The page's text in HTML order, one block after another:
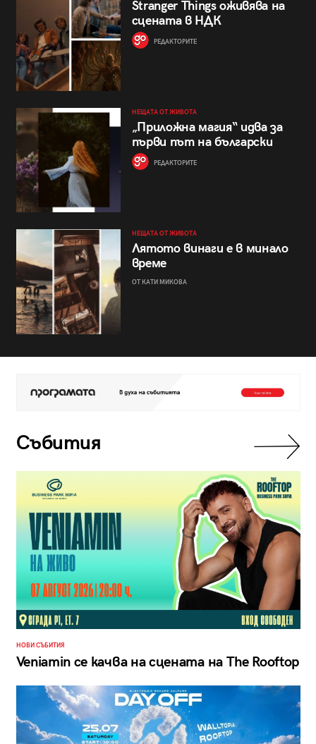
Stranger Things оживява на
сцената в НДК
РЕДАКТОРИТЕ
НЕЩАТА ОТ ЖИВОТА
„Приложна магия“ идва за
първи път на български
РЕДАКТОРИТЕ
НЕЩАТА ОТ ЖИВОТА
Лятото винаги е в минало
време
ОТ КАТИ МИКОВА
Събития
НОВИ СЪБИТИЯ
Veniamin се качва на сцената на The Rooftop